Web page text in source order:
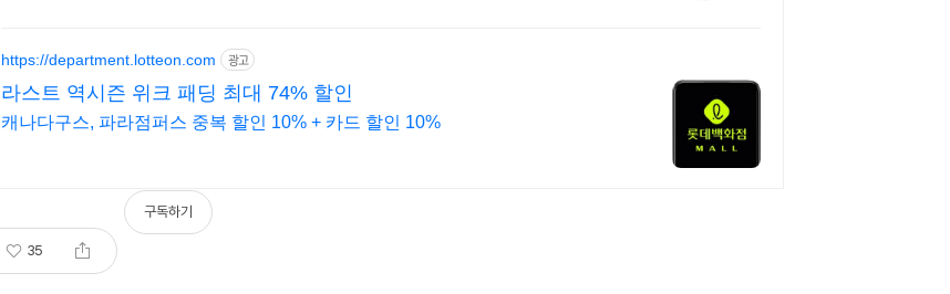
https://department.lotteon.com 광고
라스트 역시즌 위크 패딩 최대 74% 할인
캐나다구스, 파라점퍼스 중복 할인 10% + 카드 할인 10%
35
구독하기